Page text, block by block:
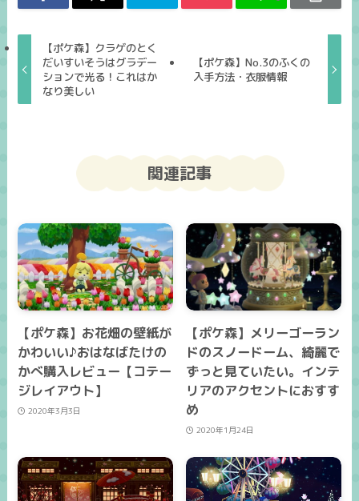
【ポケ森】クラゲのとく
だいすいそうはグラデー
ションで光る！これはか
なり美しい
【ポケ森】No.3のふくの
入手方法・衣服情報
関連記事
【ポケ森】お花畑の壁紙が
かわいい♪おはなばたけの
かべ購入レビュー【コテー
ジレイアウト】
2020年3月3日
【ポケ森】メリーゴーラン
ドのスノードーム、綺麗で
ずっと見ていたい。インテ
リアのアクセントにおすす
め
2020年1月24日